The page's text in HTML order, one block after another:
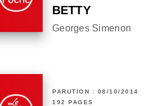
BETTY
Georges Simenon
PARUTION : 08/10/2014
192 PAGES